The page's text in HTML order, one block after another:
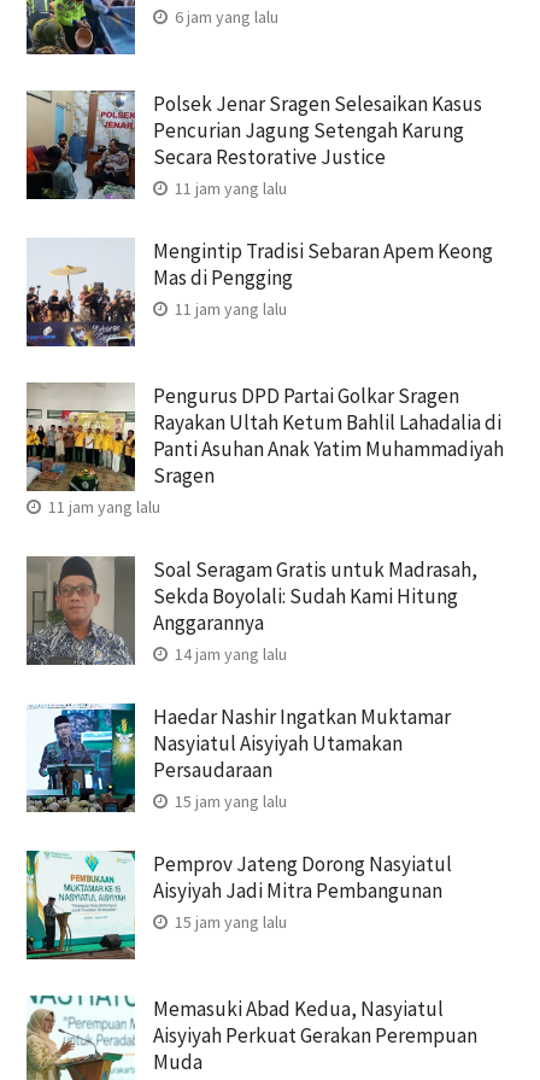
6 jam yang lalu
Polsek Jenar Sragen Selesaikan Kasus
Pencurian Jagung Setengah Karung
Secara Restorative Justice
11 jam yang lalu
Mengintip Tradisi Sebaran Apem Keong
Mas di Pengging
11 jam yang lalu
Pengurus DPD Partai Golkar Sragen
Rayakan Ultah Ketum Bahlil Lahadalia di
Panti Asuhan Anak Yatim Muhammadiyah
Sragen
11 jam yang lalu
Soal Seragam Gratis untuk Madrasah,
Sekda Boyolali: Sudah Kami Hitung
Anggarannya
14 jam yang lalu
Haedar Nashir Ingatkan Muktamar
Nasyiatul Aisyiyah Utamakan
Persaudaraan
15 jam yang lalu
Pemprov Jateng Dorong Nasyiatul
Aisyiyah Jadi Mitra Pembangunan
15 jam yang lalu
Memasuki Abad Kedua, Nasyiatul
Aisyiyah Perkuat Gerakan Perempuan
Muda